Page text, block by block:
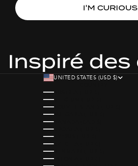
I'M CURIOUS
UNITED STATES (USD $)
AUSTRIA (EUR €)
BELGIUM (EUR €)
BOUVET ISLAND (EUR €)
BULGARIA (EUR €)
CANADA (CAD $)
CROATIA (EUR €)
CYPRUS (EUR €)
CZECHIA (EUR €)
DENMARK (EUR €)
ESTONIA (EUR €)